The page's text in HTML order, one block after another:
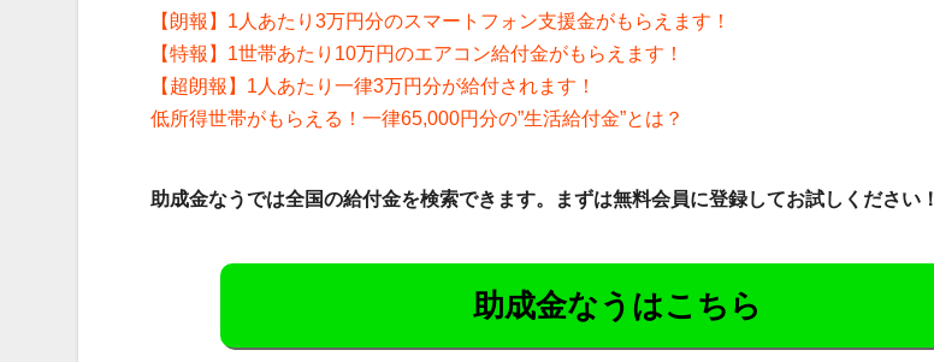
【朗報】1人あたり3万円分のスマートフォン支援金がもらえます！
【特報】1世帯あたり10万円のエアコン給付金がもらえます！
【超朗報】1人あたり一律3万円分が給付されます！
低所得世帯がもらえる！一律65,000円分の”生活給付金”とは？
助成金なうでは全国の給付金を検索できます。まずは無料会員に登録してお試しください！
助成金なうはこちら